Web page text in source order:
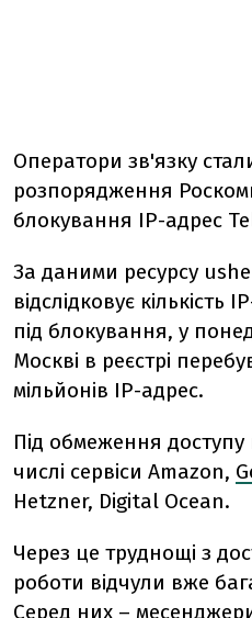
Оператори зв'язку
розпорядження
блокування IP-адрес
За даними ресурсу
відслідковує
під блокування, у
Москві в реєстрі
мільйонів IP-адрес.
Під обмеження
числі сервіси Amazon,
Hetzner, Digital Ocean.
Через це труднощі з
роботи відчули вже
Серед них –